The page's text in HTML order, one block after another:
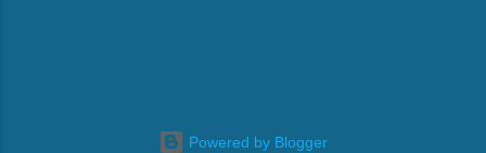
Powered by Blogger